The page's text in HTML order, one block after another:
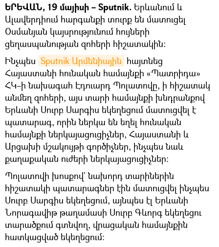
ԵՐԵՎԱՆ, 19 մայիսի – Sputnik. Երևանում և
Ալավերդիում հարգանքի տուրք են մատուցել
Օսմանյան կայսրությունում հույների
ցեղասպանության զոհերի հիշատակին:
Ինչպես Sputnik Արմենիային հայտնեց
Հայաստանի հունական համայնքի «Պատրիդա»
ՀԿ–ի նախագահ Էդուարդ Պոլատովը, ի հիշատակ
անմեղ զոհերի, այս տարի համայնքի խնդրանքով
Երևանի Սուրբ Սարգիս եկեղեցում մատուցվել է
պատարագ, որին ներկա են եղել հունական
համայնքի ներկայացուցիչներ, Հայաստանի և
Արցախի մշակույթի գործիչներ, ինչպես նաև
քաղաքական ուժերի ներկայացուցիչներ:
Պոլատովի խոսքով` նախորդ տարիներին
հիշատակի պատարագներ էին մատուցվել ինչպես
Սուրբ Սարգիս եկեղեցում, այնպես էլ Երևանի
Նորագավիթ թաղամասի Սուրբ Գևորգ եկեղեցու
տարածքում գտնվող, վրացական համայնքին
հատկացված եկեղեցում: